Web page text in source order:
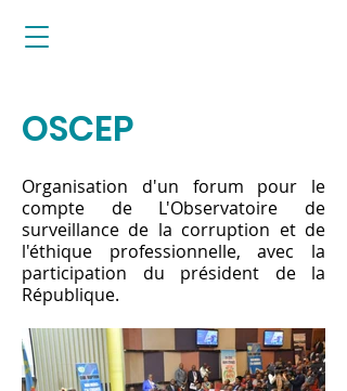
OSCEP
Organisation d'un forum pour le
compte de L'Observatoire de
surveillance de la corruption et de
l'éthique professionnelle, avec la
participation du président de la
République.